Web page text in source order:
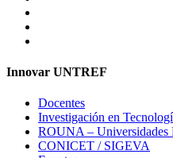
Innovar UNTREF
Docentes
Investigación en
ROUNA – Universidades
CONICET / SIGEVA